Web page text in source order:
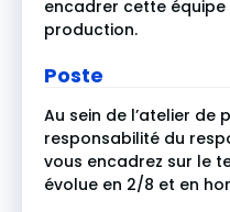
encadrer cette
production.
Poste
Au sein de l’atelier de
responsabilité du
vous encadrez sur le
évolue en 2/8 et en